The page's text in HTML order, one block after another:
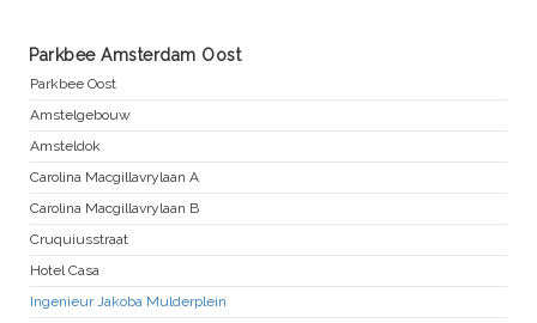
Parkbee Amsterdam Oost
Parkbee Oost
Amstelgebouw
Amsteldok
Carolina Macgillavrylaan A
Carolina Macgillavrylaan B
Cruquiusstraat
Hotel Casa
Ingenieur Jakoba Mulderplein